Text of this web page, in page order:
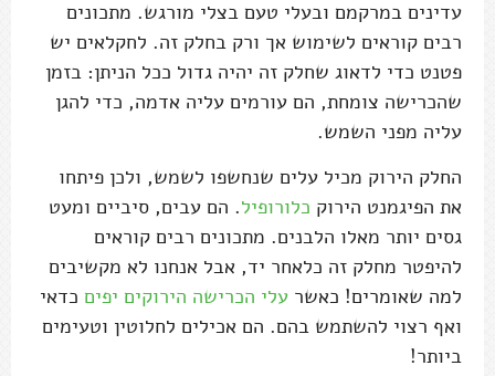
עדינים במרקמם ובעלי טעם בצלי מורגש. מתכונים
רבים קוראים לשימוש אך ורק בחלק זה. לחקלאים יש
פטנט כדי לדאוג שחלק זה יהיה גדול ככל הניתן: בזמן
שהכרישה צומחת, הם עורמים עליה אדמה, כדי להגן
עליה מפני השמש.
החלק הירוק מכיל עלים שנחשפו לשמש, ולכן פיתחו
את הפיגמנט הירוק כלורופיל. הם עבים, סיביים ומעט
גסים יותר מאלו הלבנים. מתכונים רבים קוראים
להיפטר מחלק זה כלאחר יד, אבל אנחנו לא מקשיבים
למה שאומרים! כאשר עלי הכרישה הירוקים יפים כדאי
ואף רצוי להשתמש בהם. הם אכילים לחלוטין וטעימים
ביותר!